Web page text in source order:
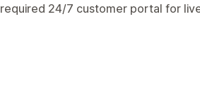
24/7 customer portal for